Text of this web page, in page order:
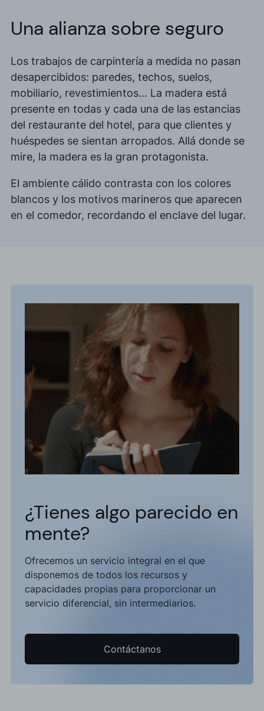
Una alianza sobre seguro
Los trabajos de carpintería a medida no pasan
desapercibidos: paredes, techos, suelos,
mobiliario, revestimientos… La madera está
presente en todas y cada una de las estancias
del restaurante del hotel, para que clientes y
huéspedes se sientan arropados. Allá donde se
mire, la madera es la gran protagonista.
El ambiente cálido contrasta con los colores
blancos y los motivos marineros que aparecen
en el comedor, recordando el enclave del lugar.
¿Tienes algo parecido en
mente?
Ofrecemos un servicio integral en el que
disponemos de todos los recursos y
capacidades propias para proporcionar un
servicio diferencial, sin intermediarios.
Contáctanos